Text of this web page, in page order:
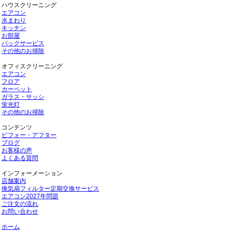
ハウスクリーニング
エアコン
水まわり
キッチン
お部屋
パックサービス
その他のお掃除
オフィスクリーニング
エアコン
フロア
カーペット
ガラス・サッシ
蛍光灯
その他のお掃除
コンテンツ
ビフォー・アフター
ブログ
お客様の声
よくある質問
インフォーメーション
店舗案内
換気扇フィルター定期交換サービス
エアコン2027年問題
ご注文の流れ
お問い合わせ
ホーム